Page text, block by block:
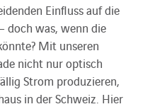
Einfluss auf die
doch was, wenn die
Mit unseren
nicht nur optisch
Strom produzieren,
in der Schweiz. Hier